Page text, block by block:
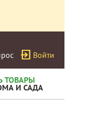
Войти
ТОВАРЫ
И САДА